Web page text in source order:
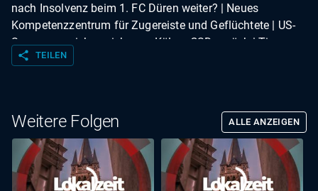
nach Insolvenz beim 1. FC Düren weiter? | Neues
Kompetenzzentrum für Zugereiste und Geflüchtete | US-
Sponsoren ziehen sich vom Kölner CSD zurück | Tipps
und Termine KW 18 | Das Rennen: Duathlon WM in
share TEILEN
Weitere Folgen ALLE ANZEIGEN